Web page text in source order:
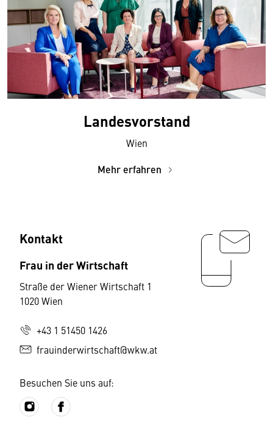
Landes­vorstand
Wien
Mehr erfahren
Kontakt
Frau in der Wirtschaft
Straße der Wiener Wirtschaft 1
1020 Wien
+43 1 51450 1426
frauinderwirtschaft@wkw.at
Besuchen Sie uns auf: